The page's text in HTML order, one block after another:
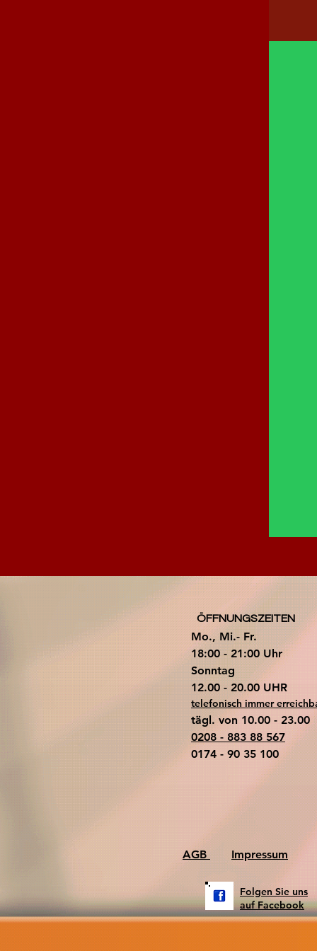
ÖFFNUNGSZEITEN
Mo., Mi.- Fr.
18:00 - 21:00 Uhr
​Sonntag
​12.00 - 20.00 UHR
telefonisch immer
tägl. von 10.00 - 23.00
0208 - 883 88 567
0174 - 90 35 100
AGB Impressum
Folgen Sie uns
auf Facebook